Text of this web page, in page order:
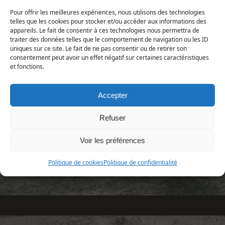
Pour offrir les meilleures expériences, nous utilisons des technologies
telles que les cookies pour stocker et/ou accéder aux informations des
appareils. Le fait de consentir à ces technologies nous permettra de
traiter des données telles que le comportement de navigation ou les ID
uniques sur ce site. Le fait de ne pas consentir ou de retirer son
consentement peut avoir un effet négatif sur certaines caractéristiques
et fonctions.
Accepter
Refuser
Voir les préférences
Politique de cookiesPolitique de confidentialité
Répartition et statut
Europe : toutes les côtes.
France : côtes rocheuses, sur divers supports,
intertidal jusqu'à plusieurs centaines de mètres de
Manche : côtes rocheuses, assez commun.
Botrylloides leachii